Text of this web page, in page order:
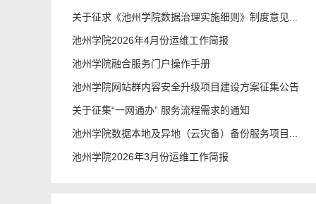
关于征求《池州学院数据治理实施细则》制度意见...
池州学院2026年4月份运维工作简报
池州学院融合服务门户操作手册
池州学院网站群内容安全升级项目建设方案征集公告
关于征集“一网通办” 服务流程需求的通知
池州学院数据本地及异地（云灾备）备份服务项目...
池州学院2026年3月份运维工作简报